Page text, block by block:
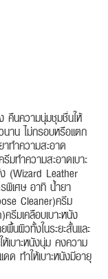
คืนความนุ่มชุมชื่นให้
นาน ไม่กรอบหรือแตก
ทำความสะอาด
ทำความสะอาดเบาะ
(Wizard Leather
พิเศษ อาทิ น้ำยา
Cleaner)ครีม
รีมเคลือบเบาะหนัง
นผิวทั้งในระยะสั้นและ
เบาะหนังนุ่ม คงความ
ด ทำให้เบาะหนังมีอายุ